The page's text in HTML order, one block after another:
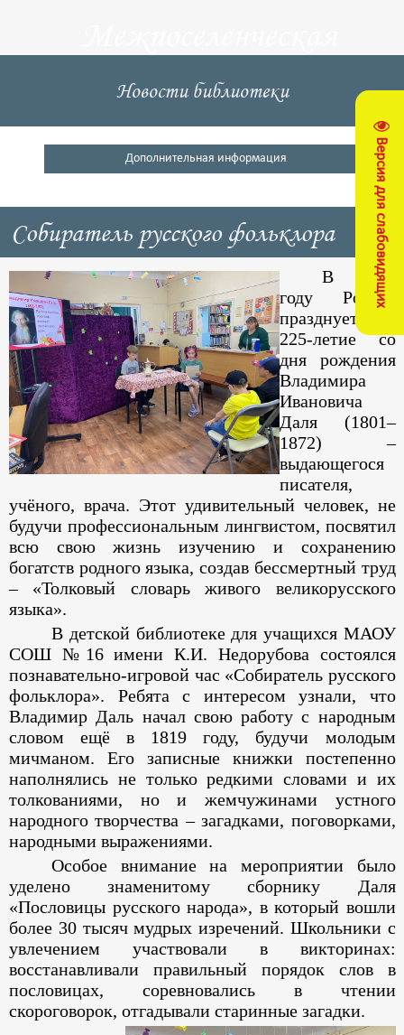
Версия для слабовидящих
центральная
библиотека
Кущевский район
Новости библиотеки
Дополнительная информация
Собиратель русского фольклора
В 2026
году Россия
празднует
225-летие со
дня рождения
Владимира
Ивановича
Даля (1801–
1872) –
выдающегося
писателя,
учёного, врача. Этот удивительный человек, не
будучи профессиональным лингвистом, посвятил
всю свою жизнь изучению и сохранению
богатств родного языка, создав бессмертный труд
– «Толковый словарь живого великорусского
языка».
В детской библиотеке для учащихся МАОУ
СОШ №16 имени К.И. Недорубова состоялся
познавательно-игровой час «Собиратель русского
фольклора». Ребята с интересом узнали, что
Владимир Даль начал свою работу с народным
словом ещё в 1819 году, будучи молодым
мичманом. Его записные книжки постепенно
наполнялись не только редкими словами и их
толкованиями, но и жемчужинами устного
народного творчества – загадками, поговорками,
народными выражениями.
Особое внимание на мероприятии было
уделено знаменитому сборнику Даля
«Пословицы русского народа», в который вошли
более 30 тысяч мудрых изречений. Школьники с
увлечением участвовали в викторинах:
восстанавливали правильный порядок слов в
пословицах, соревновались в чтении
скороговорок, отгадывали старинные загадки.